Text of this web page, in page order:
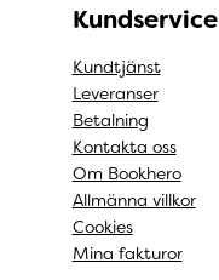
Kundservice
Kundtjänst
Leveranser
Betalning
Kontakta oss
Om Bookhero
Allmänna villkor
Cookies
Mina fakturor